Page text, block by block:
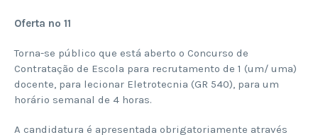
Oferta nº 11
Torna-se público que está aberto o Concurso de
Contratação de Escola para recrutamento de 1 (um/ uma)
docente, para lecionar Eletrotecnia (GR 540), para um
horário semanal de 4 horas.
A candidatura é apresentada obrigatoriamente através